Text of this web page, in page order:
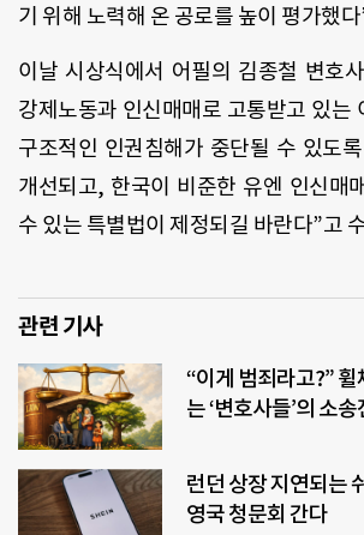
기 위해 노력해 온 공로를 높이 평가했다
이날 시상식에서 어필의 김종철 변호
강제노동과 인신매매로 고통받고 있는
구조적인 인권침해가 중단될 수 있도
개선되고, 한국이 비준한 유엔 인신매
수 있는 특별법이 제정되길 바란다”고
관련 기사
“이게 범죄라고?”
는 ‘변호사들’의 소송
런던 상장 지연되는
영국 청문회 간다